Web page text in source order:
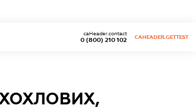
0 (800) 210 102
caHeader.contact
CAHEADER.GETTEST